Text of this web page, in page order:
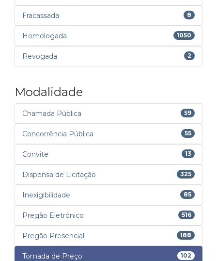
Fracassada 8
Homologada 1050
Revogada 2
Modalidade
Chamada Pública 59
Concorrência Pública 55
Convite 13
Dispensa de Licitação 325
Inexigibilidade 85
Pregão Eletrônico 516
Pregão Presencial 188
Tomada de Preço 102